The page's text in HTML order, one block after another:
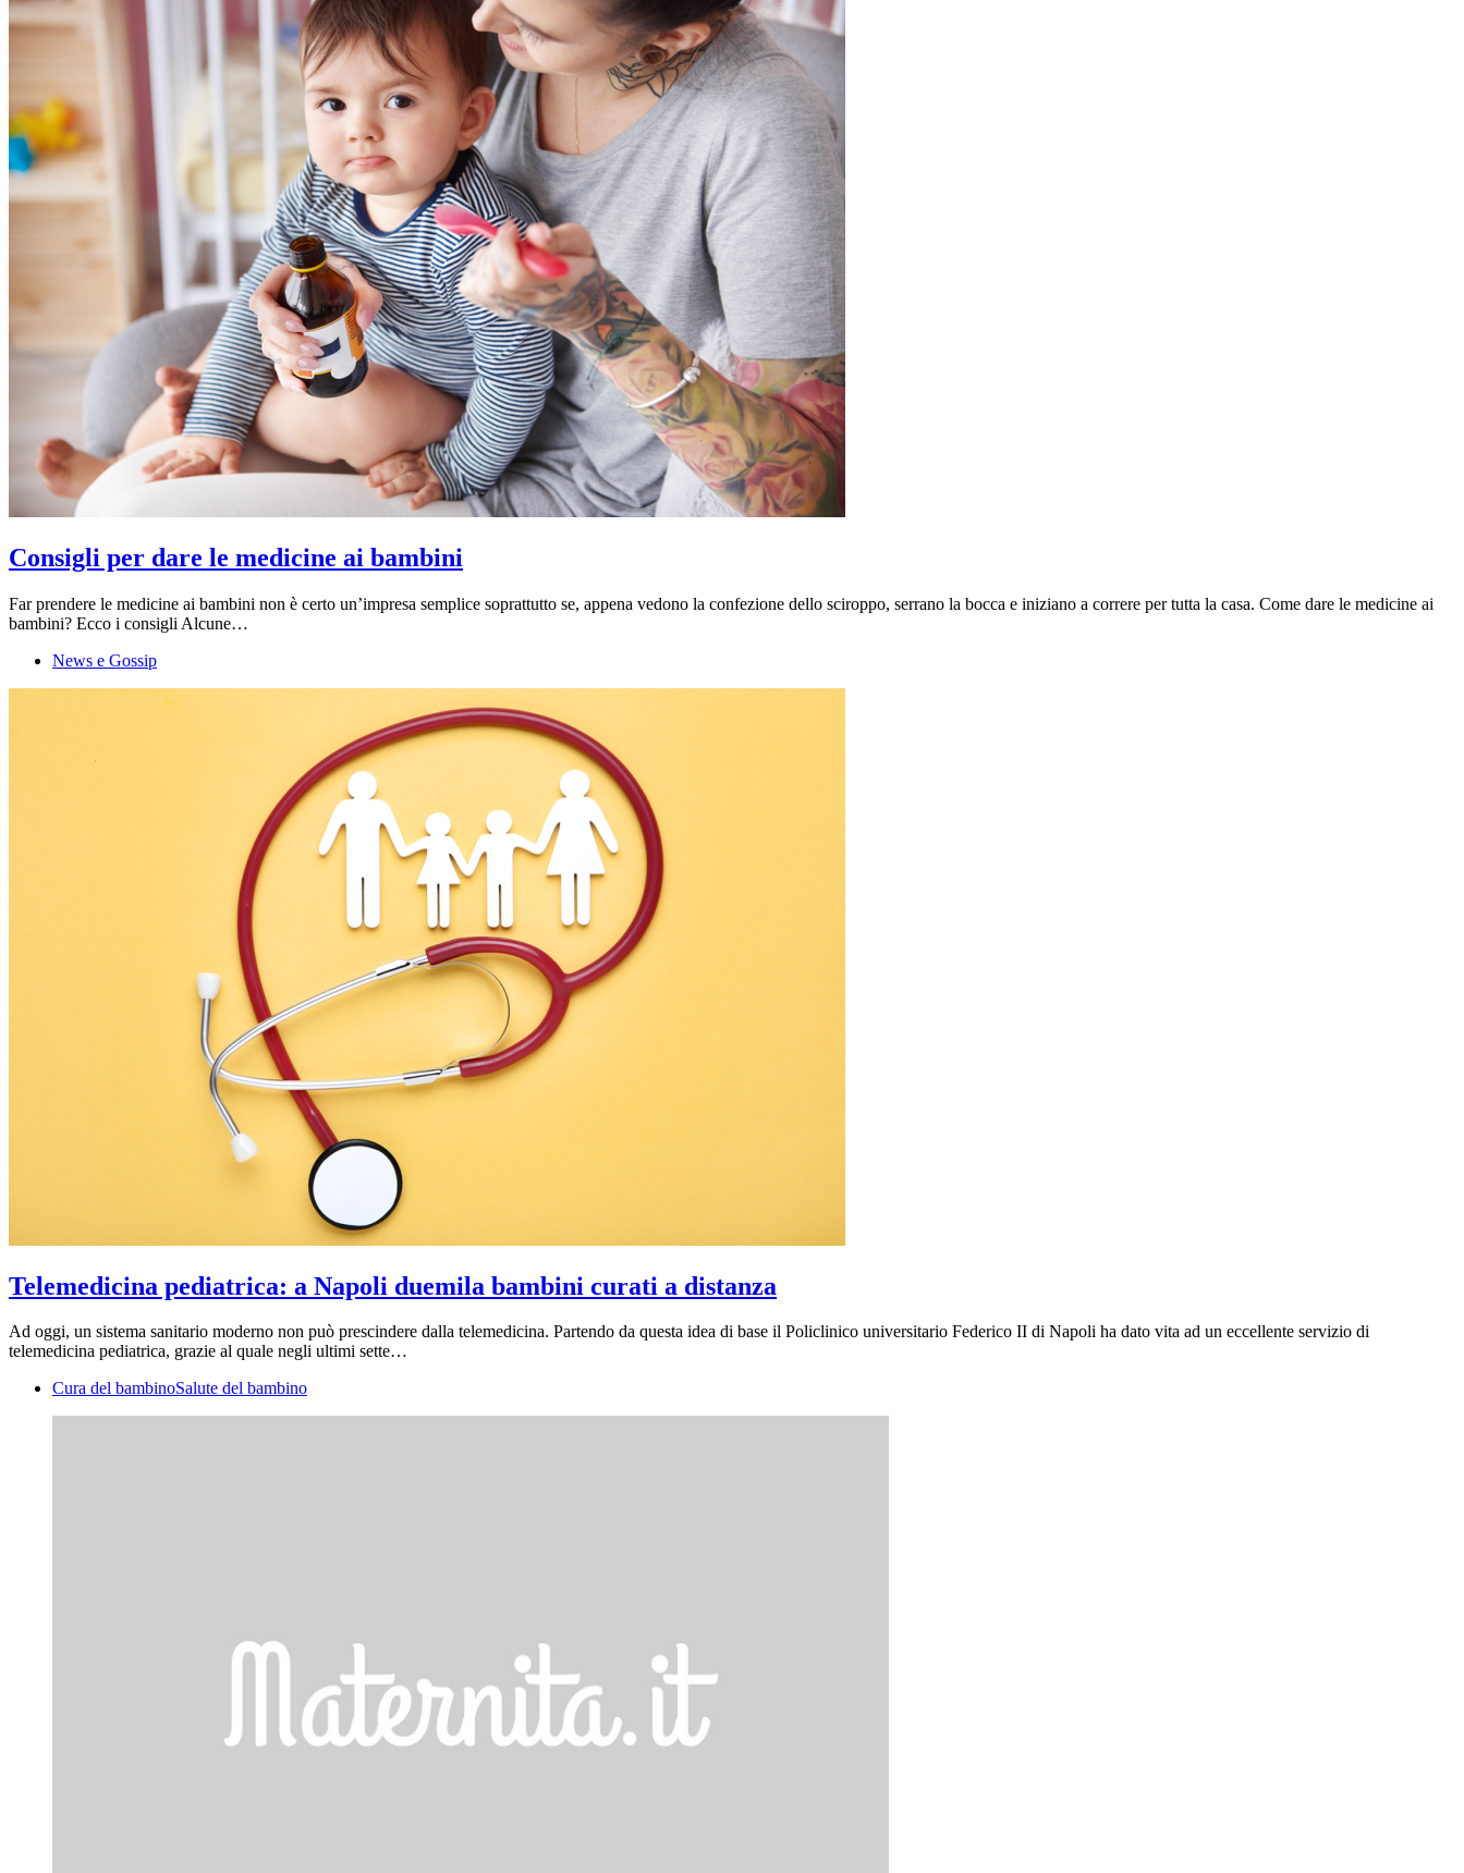
Consigli per dare le medicine ai bambini
Far prendere le medicine ai bambini non è certo un’impresa semplice soprattutto se, appena vedono la confezione dello sciroppo, serrano la bocca e iniziano a correre per tutta la casa. Come dare le medicine ai
bambini? Ecco i consigli Alcune…
News e Gossip
Telemedicina pediatrica: a Napoli duemila bambini curati a distanza
Ad oggi, un sistema sanitario moderno non può prescindere dalla telemedicina. Partendo da questa idea di base il Policlinico universitario Federico II di Napoli ha dato vita ad un eccellente servizio di
telemedicina pediatrica, grazie al quale negli ultimi sette…
Cura del bambinoSalute del bambino